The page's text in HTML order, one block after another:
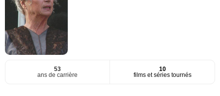
53
ans de carrière
10
films et séries tournés